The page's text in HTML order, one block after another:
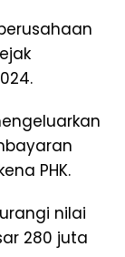
PHK.
nilai
280 juta